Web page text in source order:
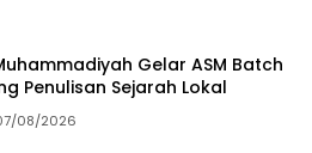
Gelar ASM Batch
Penulisan Sejarah Lokal
08/2026